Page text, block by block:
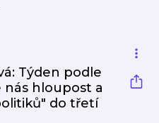
Týden podle
nás hloupost a
do třetí